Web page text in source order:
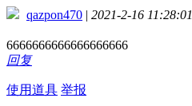
qazpon470 | 2021-2-16 11:28:01
6666666666666666666
回复
使用道具 举报